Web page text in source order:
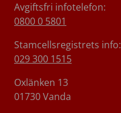
Avgiftsfri infotelefon:
0800 0 5801
Stamcellsregistrets info:
029 300 1515
Oxlänken 13
01730 Vanda